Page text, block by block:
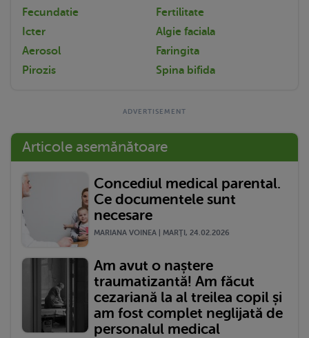
Fecundatie
Fertilitate
Icter
Algie faciala
Aerosol
Faringita
Pirozis
Spina bifida
Articole asemănătoare
Concediul medical parental.
Ce documentele sunt
necesare
MARIANA VOINEA | MARŢI, 24.02.2026
Am avut o naștere
traumatizantă! Am făcut
cezariană la al treilea copil și
am fost complet neglijată de
personalul medical